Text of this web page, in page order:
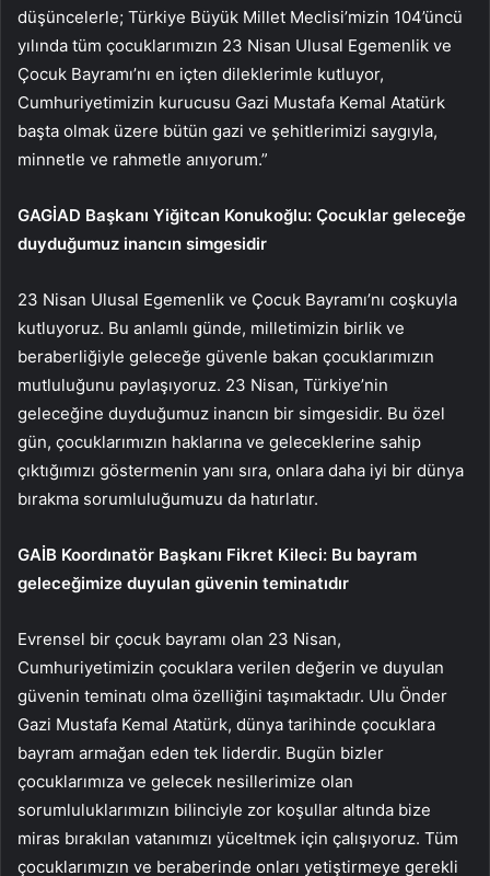
düşüncelerle; Türkiye Büyük Millet Meclisi’mizin 104’üncü
yılında tüm çocuklarımızın 23 Nisan Ulusal Egemenlik ve
Çocuk Bayramı’nı en içten dileklerimle kutluyor,
Cumhuriyetimizin kurucusu Gazi Mustafa Kemal Atatürk
başta olmak üzere bütün gazi ve şehitlerimizi saygıyla,
minnetle ve rahmetle anıyorum.”
GAGİAD Başkanı Yiğitcan Konukoğlu: Çocuklar geleceğe
duyduğumuz inancın simgesidir
23 Nisan Ulusal Egemenlik ve Çocuk Bayramı’nı coşkuyla
kutluyoruz. Bu anlamlı günde, milletimizin birlik ve
beraberliğiyle geleceğe güvenle bakan çocuklarımızın
mutluluğunu paylaşıyoruz. 23 Nisan, Türkiye’nin
geleceğine duyduğumuz inancın bir simgesidir. Bu özel
gün, çocuklarımızın haklarına ve geleceklerine sahip
çıktığımızı göstermenin yanı sıra, onlara daha iyi bir dünya
bırakma sorumluluğumuzu da hatırlatır.
GAİB Koordınatör Başkanı Fikret Kileci: Bu bayram
geleceğimize duyulan güvenin teminatıdır
Evrensel bir çocuk bayramı olan 23 Nisan,
Cumhuriyetimizin çocuklara verilen değerin ve duyulan
güvenin teminatı olma özelliğini taşımaktadır. Ulu Önder
Gazi Mustafa Kemal Atatürk, dünya tarihinde çocuklara
bayram armağan eden tek liderdir. Bugün bizler
çocuklarımıza ve gelecek nesillerimize olan
sorumluluklarımızın bilinciyle zor koşullar altında bize
miras bırakılan vatanımızı yüceltmek için çalışıyoruz. Tüm
çocuklarımızın ve beraberinde onları yetiştirmeye gerekli